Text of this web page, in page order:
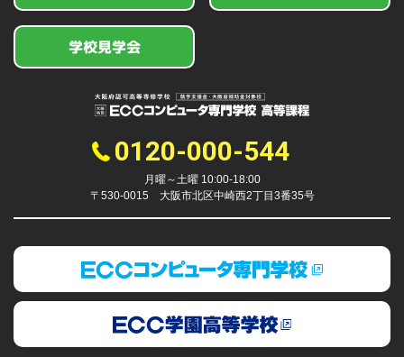
学校見学会
0120-000-544
月曜～土曜 10:00-18:00
〒530-0015 大阪市北区中崎西2丁目3番35号